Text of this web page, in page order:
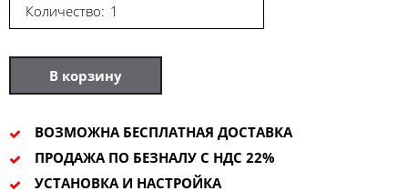
Количество:
В корзину
ВОЗМОЖНА БЕСПЛАТНАЯ ДОСТАВКА
ПРОДАЖА ПО БЕЗНАЛУ С НДС 22%
УСТАНОВКА И НАСТРОЙКА